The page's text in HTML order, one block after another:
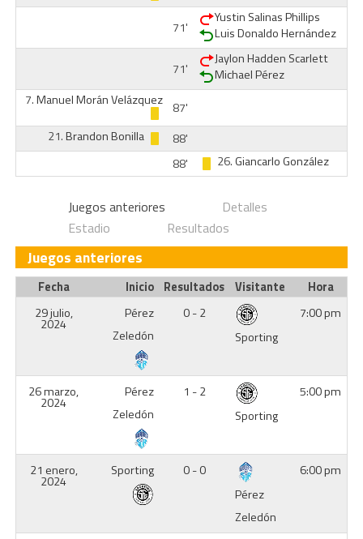
71'
Yustin Salinas Phillips
Luis Donaldo Hernández
71'
Jaylon Hadden Scarlett
Michael Pérez
7.Manuel Morán Velázquez
87'
21.Brandon Bonilla
88'
88'
26.Giancarlo González
Juegos anteriores
Detalles
Estadio
Resultados
Juegos anteriores
Fecha Inicio Resultados Visitante
Hora
29 julio,
2024
Pérez
Zeledón
0 - 2
Sporting
7:00 pm
26 marzo,
2024
Pérez
Zeledón
1 - 2
Sporting
5:00 pm
21 enero,
2024
Sporting
0 - 0
Pérez
Zeledón
6:00 pm